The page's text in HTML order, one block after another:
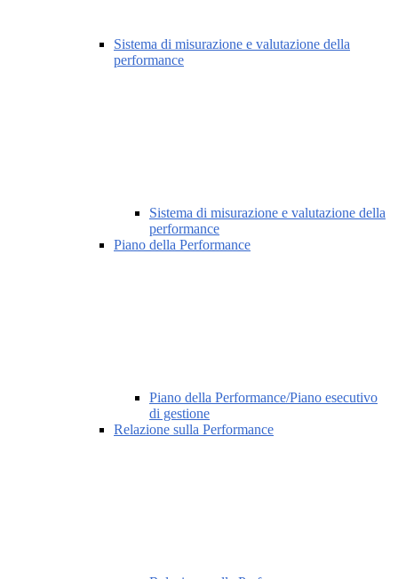
Sistema di misurazione e valutazione della
performance
Sistema di misurazione e valutazione della
performance
Piano della Performance
Piano della Performance/Piano esecutivo
di gestione
Relazione sulla Performance